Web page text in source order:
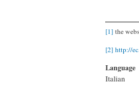
[1] the
[2] http://
Language
Italian